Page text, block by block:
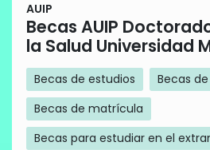
AUIP
Becas AUIP
la Salud Universidad
Becas de estudios
Becas
Becas de matrícula
Becas para estudiar en el